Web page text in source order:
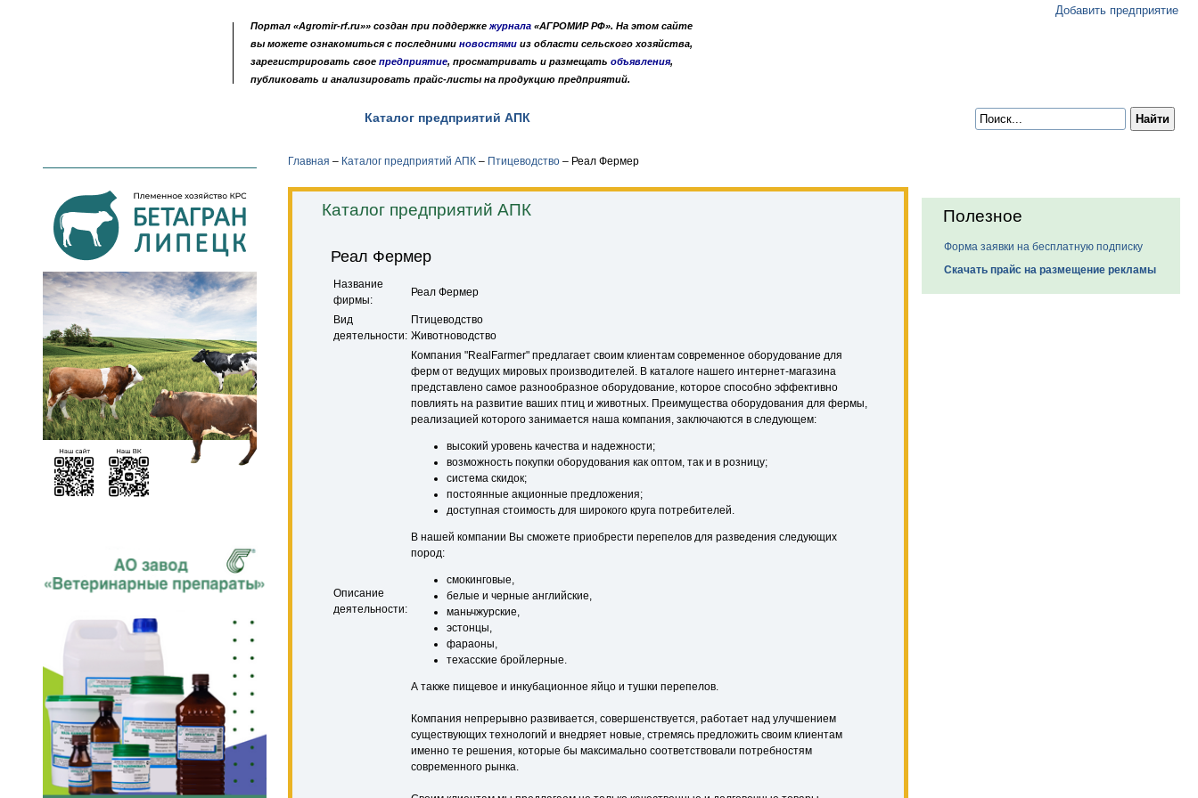
Добавить предприятие
Портал «Agromir-rf.ru»» создан при поддержке журнала «АГРОМИР РФ». На этом сайте
вы можете ознакомиться с последними новостями из области сельского хозяйства,
зарегистрировать свое предприятие, просматривать и размещать объявления,
публиковать и анализировать прайс-листы на продукцию предприятий.
Каталог предприятий АПК
Главная – Каталог предприятий АПК – Птицеводство – Реал Фермер
Каталог предприятий АПК
Реал Фермер
Название
фирмы:
Реал Фермер
Вид
деятельности:
Птицеводство
Животноводство
Описание
деятельности:
Компания "RealFarmer" предлагает своим клиентам современное оборудование для
ферм от ведущих мировых производителей. В каталоге нашего интернет-магазина
представлено самое разнообразное оборудование, которое способно эффективно
повлиять на развитие ваших птиц и животных. Преимущества оборудования для фермы,
реализацией которого занимается наша компания, заключаются в следующем:
высокий уровень качества и надежности;
возможность покупки оборудования как оптом, так и в розницу;
система скидок;
постоянные акционные предложения;
доступная стоимость для широкого круга потребителей.
В нашей компании Вы сможете приобрести перепелов для разведения следующих
пород:
смокинговые,
белые и черные английские,
маньчжурские,
эстонцы,
фараоны,
техасские бройлерные.
А также пищевое и инкубационное яйцо и тушки перепелов.
Компания непрерывно развивается, совершенствуется, работает над улучшением
существующих технологий и внедряет новые, стремясь предложить своим клиентам
именно те решения, которые бы максимально соответствовали потребностям
современного рынка.
Полезное
Форма заявки на бесплатную подписку
Скачать прайс на размещение рекламы